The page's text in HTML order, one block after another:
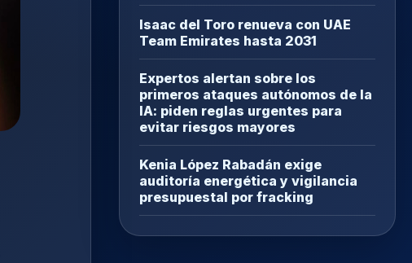
Isaac del Toro renueva con UAE
Team Emirates hasta 2031
Expertos alertan sobre los
primeros ataques autónomos de la
IA: piden reglas urgentes para
evitar riesgos mayores
Kenia López Rabadán exige
auditoría energética y vigilancia
presupuestal por fracking